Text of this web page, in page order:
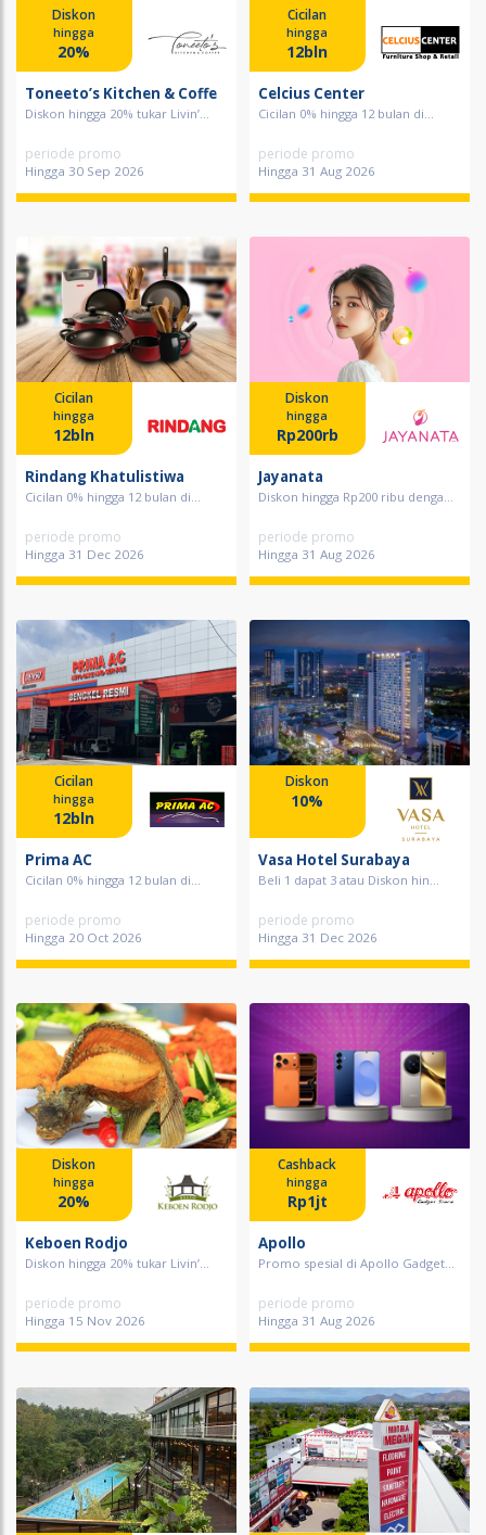
Diskon
hingga
20%
Toneeto’s Kitchen & Coffe
Diskon hingga 20% tukar Livin’...
periode promo
Hingga 30 Sep 2026
Cicilan
hingga
12bln
Celcius Center
Cicilan 0% hingga 12 bulan di...
periode promo
Hingga 31 Aug 2026
Cicilan
hingga
12bln
Rindang Khatulistiwa
Cicilan 0% hingga 12 bulan di...
periode promo
Hingga 31 Dec 2026
Diskon
hingga
Rp200rb
Jayanata
Diskon hingga Rp200 ribu denga...
periode promo
Hingga 31 Aug 2026
Cicilan
hingga
12bln
Prima AC
Cicilan 0% hingga 12 bulan di...
periode promo
Hingga 20 Oct 2026
Diskon
10%
Vasa Hotel Surabaya
Beli 1 dapat 3 atau Diskon hin...
periode promo
Hingga 31 Dec 2026
Diskon
hingga
20%
Keboen Rodjo
Diskon hingga 20% tukar Livin’...
periode promo
Hingga 15 Nov 2026
Cashback
hingga
Rp1jt
Apollo
Promo spesial di Apollo Gadget...
periode promo
Hingga 31 Aug 2026